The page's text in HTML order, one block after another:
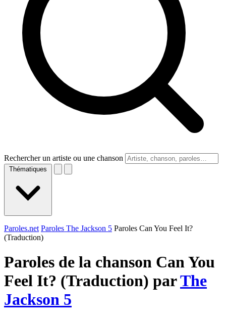
Rechercher un artiste ou une chanson
Thématiques
Paroles.net Paroles The Jackson 5 Paroles Can You Feel It?
(Traduction)
Paroles de la chanson Can You
Feel It? (Traduction) parThe
Jackson 5